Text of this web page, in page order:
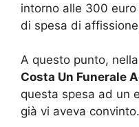
intorno alle 300
di spesa di
A questo punto,
Costa Un Funerale
questa spesa ad un
già vi aveva convinto.